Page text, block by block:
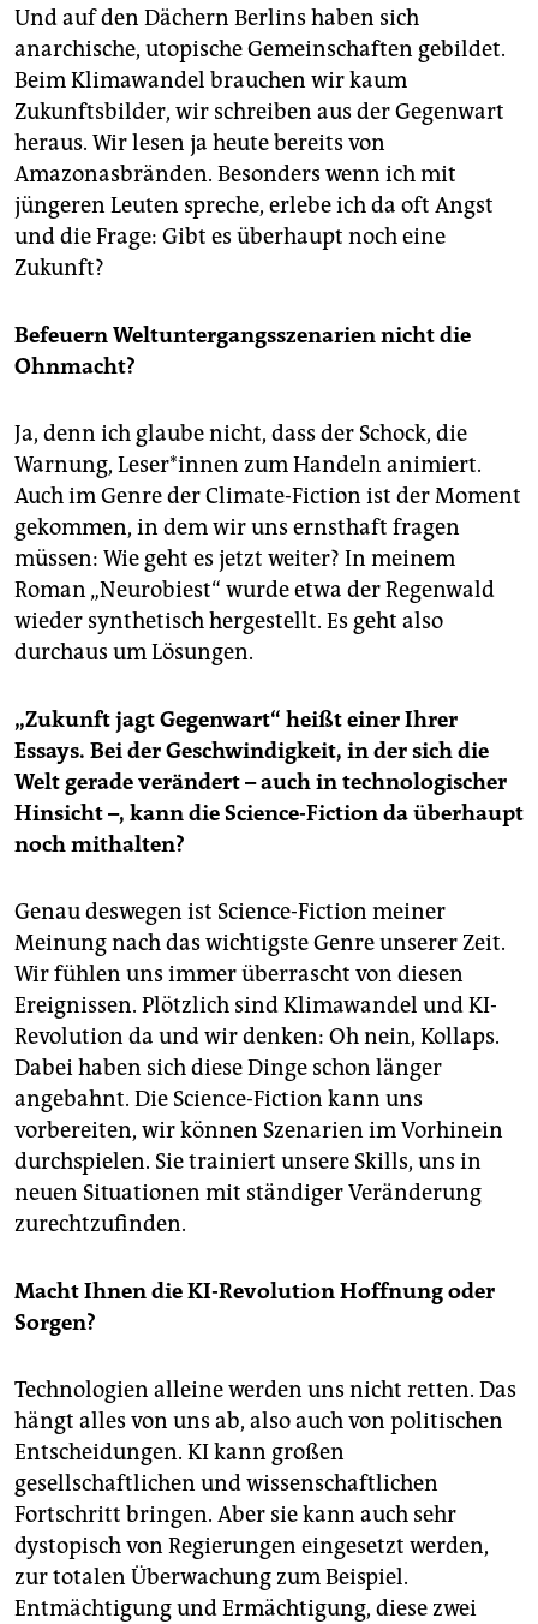
Und auf den Dächern Berlins haben sich
anarchische, utopische Gemeinschaften gebildet.
Beim Klimawandel brauchen wir kaum
Zukunftsbilder, wir schreiben aus der Gegenwart
heraus. Wir lesen ja heute bereits von
Amazonasbränden. Besonders wenn ich mit
jüngeren Leuten spreche, erlebe ich da oft Angst
und die Frage: Gibt es überhaupt noch eine
Zukunft?
Befeuern Weltuntergangsszenarien nicht die
Ohnmacht?
Ja, denn ich glaube nicht, dass der Schock, die
Warnung, Le­se­r*in­nen zum Handeln animiert.
Auch im Genre der Climate-Fiction ist der Moment
gekommen, in dem wir uns ernsthaft fragen
müssen: Wie geht es jetzt weiter? In meinem
Roman „Neurobiest“ wurde etwa der Regenwald
wieder synthetisch hergestellt. Es geht also
durchaus um Lösungen.
„Zukunft jagt Gegenwart“ heißt einer Ihrer
Essays. Bei der Geschwindigkeit, in der sich die
Welt gerade verändert – auch in technologischer
Hinsicht –, kann die Science-Fiction da überhaupt
noch mithalten?
Genau deswegen ist Science-Fiction meiner
Meinung nach das wichtigste Genre unserer Zeit.
Wir fühlen uns immer überrascht von diesen
Ereignissen. Plötzlich sind Klimawandel und KI-
Revolution da und wir denken: Oh nein, Kollaps.
Dabei haben sich diese Dinge schon länger
angebahnt. Die Science-Fiction kann uns
vorbereiten, wir können Szenarien im Vorhinein
durchspielen. Sie trainiert unsere Skills, uns in
neuen Situationen mit ständiger Veränderung
zurechtzufinden.
Macht Ihnen die KI-Revolution Hoffnung oder
Sorgen?
Technologien alleine werden uns nicht retten. Das
hängt alles von uns ab, also auch von politischen
Entscheidungen. KI kann großen
gesellschaftlichen und wissenschaftlichen
Fortschritt bringen. Aber sie kann auch sehr
dystopisch von Regierungen eingesetzt werden,
zur totalen Überwachung zum Beispiel.
Entmächtigung und Ermächtigung, diese zwei